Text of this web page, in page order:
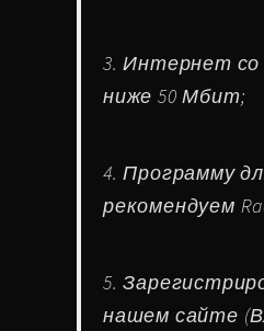
3. Интернет
ниже 50 Мбит;
4. Программу
рекомендуем
5.
нашем сайте